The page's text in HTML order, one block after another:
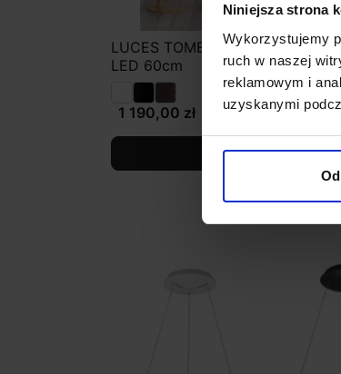
Niniejsza strona
Wykorzystujemy
ruch w naszej
reklamowym i
uzyskanymi
LUCES TOME LE41540/2 lampa
LED 60cm
1 190,00 zł
Zobacz szczegóły